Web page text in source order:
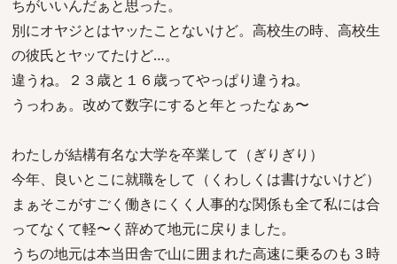
ちがいいんだぁと思った。
別にオヤジとはヤッたことないけど。高校生の時、高校生
の彼氏とヤッてたけど…。
違うね。２３歳と１６歳ってやっぱり違うね。
うっわぁ。改めて数字にすると年とったなぁ〜
わたしが結構有名な大学を卒業して（ぎりぎり）
今年、良いとこに就職をして（くわしくは書けないけど）
まぁそこがすごく働きにくく人事的な関係も全て私には合
ってなくて軽〜く辞めて地元に戻りました。
うちの地元は本当田舎で山に囲まれた高速に乗るのも３時